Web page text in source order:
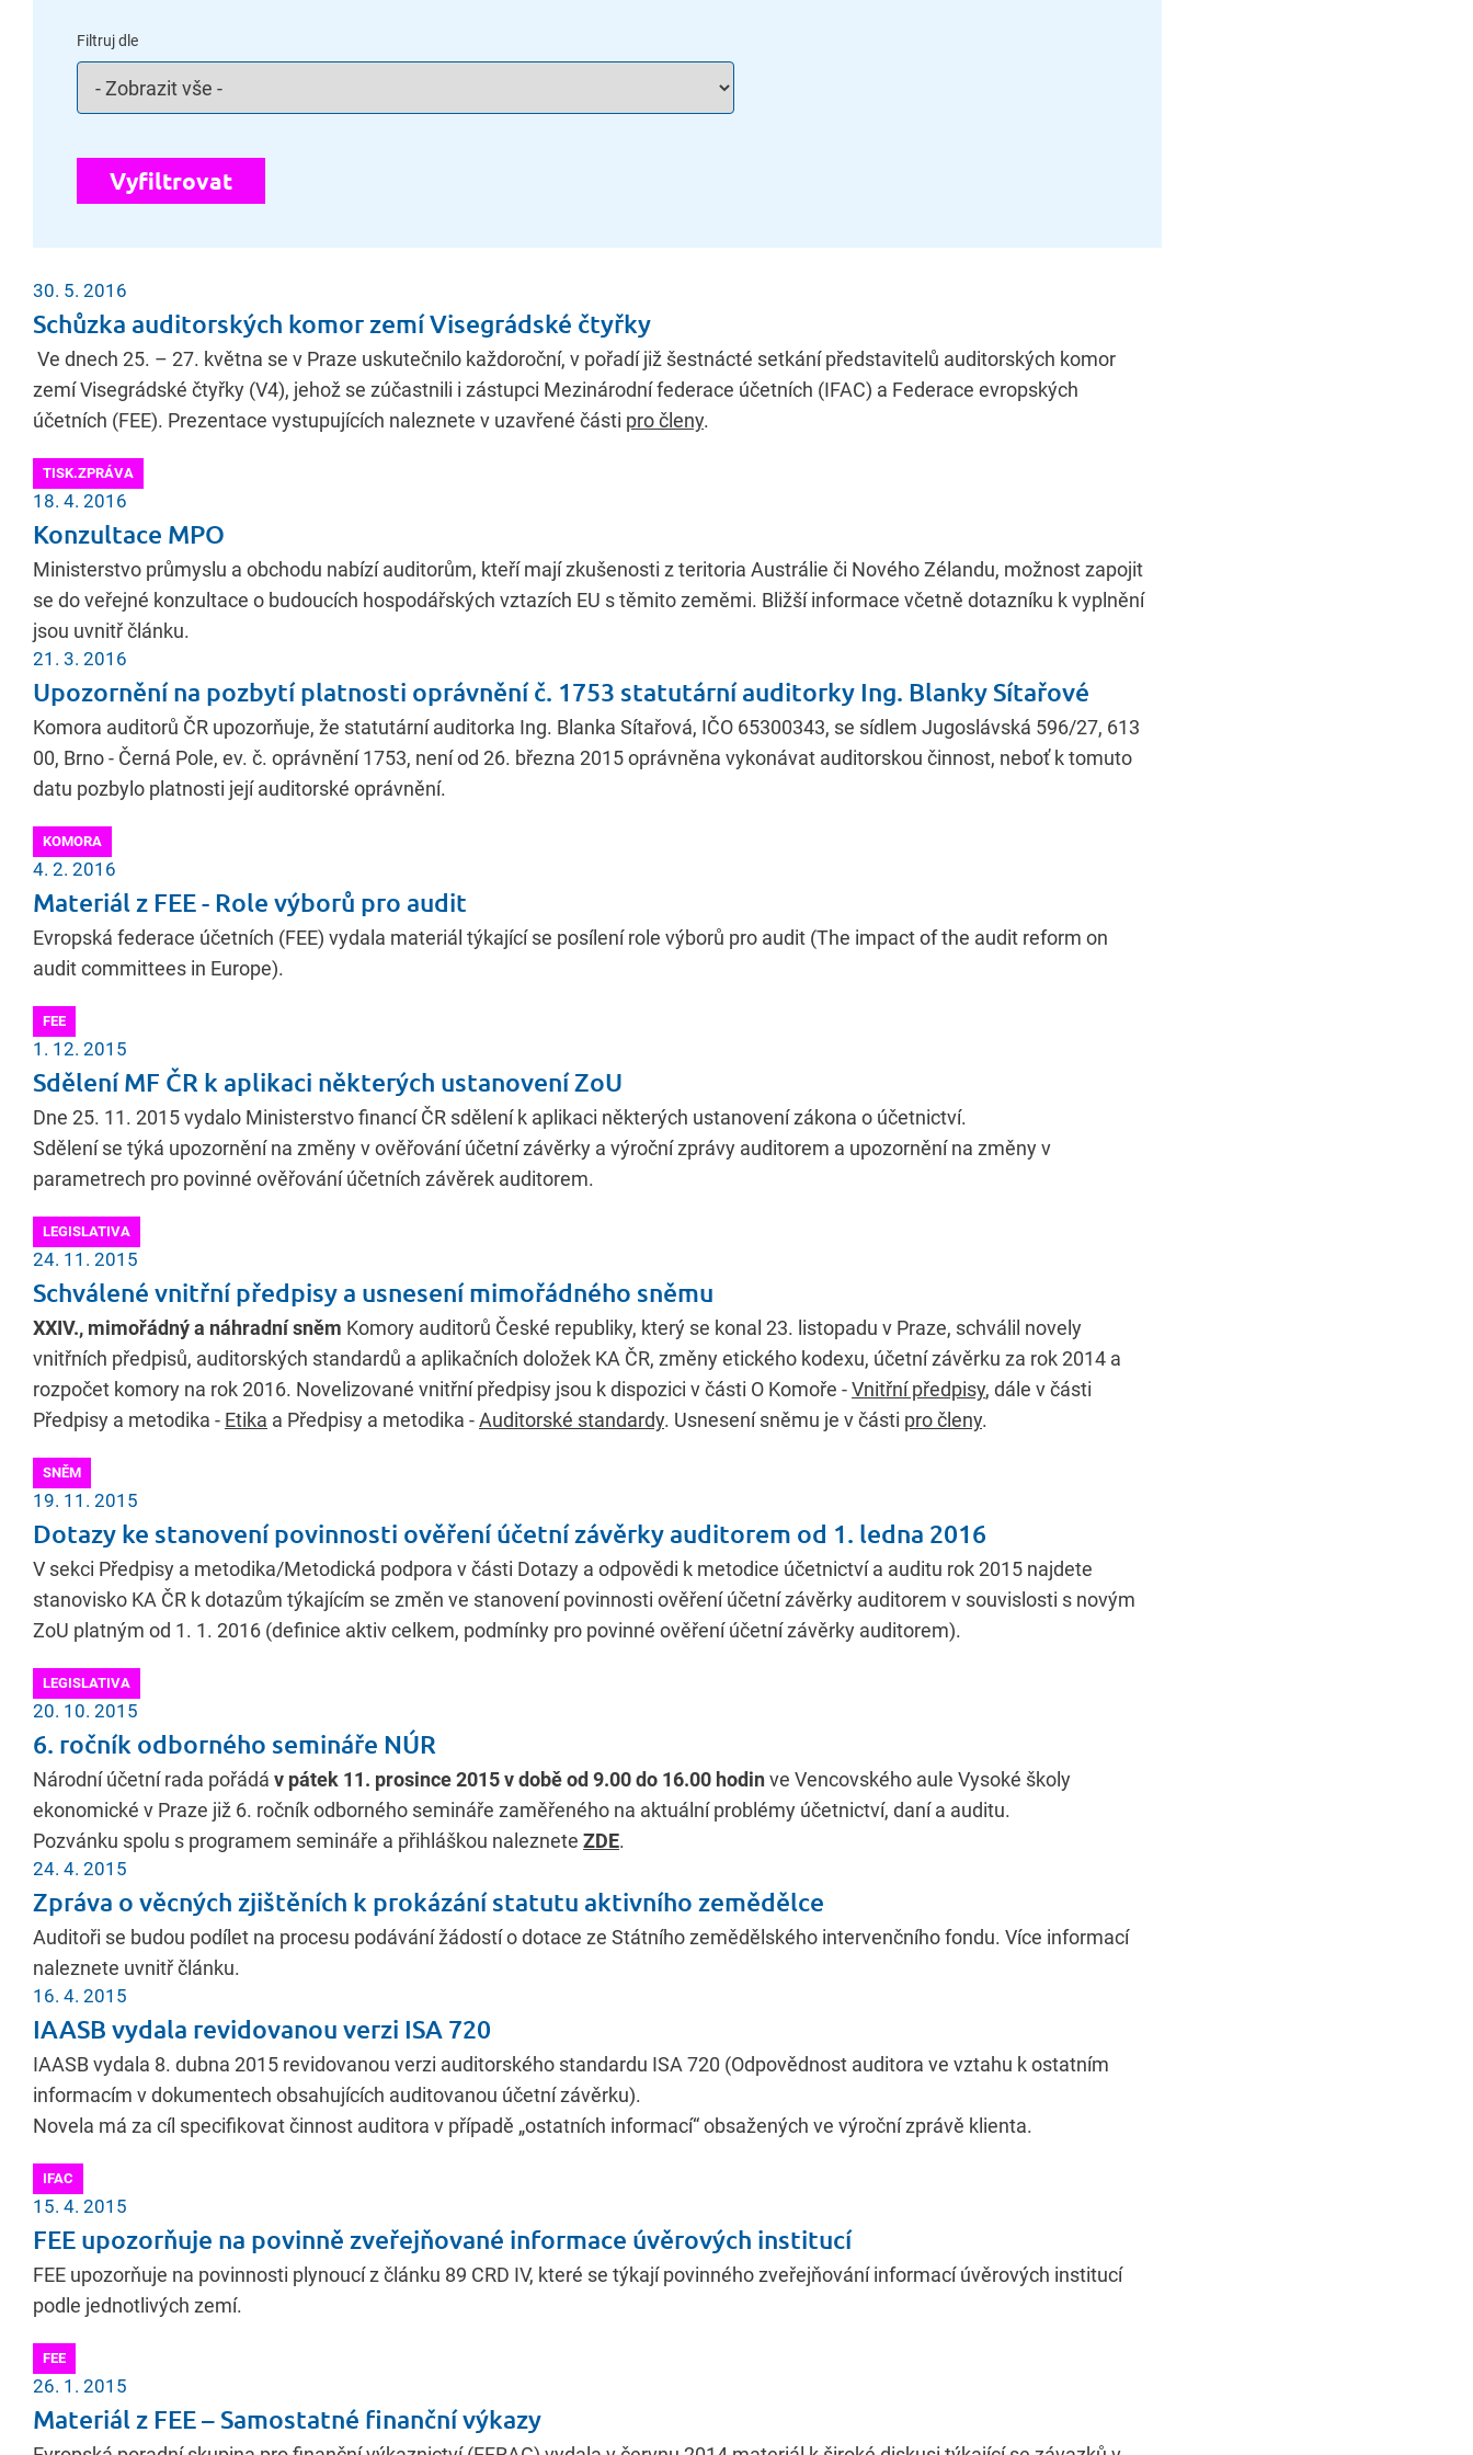
Filtruj dle
Vyfiltrovat
30. 5. 2016
Schůzka auditorských komor zemí Visegrádské čtyřky
Ve dnech 25. – 27. května se v Praze uskutečnilo každoroční, v pořadí již šestnácté setkání představitelů auditorských komor
zemí Visegrádské čtyřky (V4), jehož se zúčastnili i zástupci Mezinárodní federace účetních (IFAC) a Federace evropských
účetních (FEE). Prezentace vystupujících naleznete v uzavřené části pro členy.
TISK.ZPRÁVA
18. 4. 2016
Konzultace MPO
Ministerstvo průmyslu a obchodu nabízí auditorům, kteří mají zkušenosti z teritoria Austrálie či Nového Zélandu, možnost zapojit
se do veřejné konzultace o budoucích hospodářských vztazích EU s těmito zeměmi. Bližší informace včetně dotazníku k vyplnění
jsou uvnitř článku.
21. 3. 2016
Upozornění na pozbytí platnosti oprávnění č. 1753 statutární auditorky Ing. Blanky Sítařové
Komora auditorů ČR upozorňuje, že statutární auditorka Ing. Blanka Sítařová, IČO 65300343, se sídlem Jugoslávská 596/27, 613
00, Brno - Černá Pole, ev. č. oprávnění 1753, není od 26. března 2015 oprávněna vykonávat auditorskou činnost, neboť k tomuto
datu pozbylo platnosti její auditorské oprávnění.
KOMORA
4. 2. 2016
Materiál z FEE - Role výborů pro audit
Evropská federace účetních (FEE) vydala materiál týkající se posílení role výborů pro audit (The impact of the audit reform on
audit committees in Europe).
FEE
1. 12. 2015
Sdělení MF ČR k aplikaci některých ustanovení ZoU
Dne 25. 11. 2015 vydalo Ministerstvo financí ČR sdělení k aplikaci některých ustanovení zákona o účetnictví.
Sdělení se týká upozornění na změny v ověřování účetní závěrky a výroční zprávy auditorem a upozornění na změny v
parametrech pro povinné ověřování účetních závěrek auditorem.
LEGISLATIVA
24. 11. 2015
Schválené vnitřní předpisy a usnesení mimořádného sněmu
XXIV., mimořádný a náhradní sněm Komory auditorů České republiky, který se konal 23. listopadu v Praze, schválil novely
vnitřních předpisů, auditorských standardů a aplikačních doložek KA ČR, změny etického kodexu, účetní závěrku za rok 2014 a
rozpočet komory na rok 2016. Novelizované vnitřní předpisy jsou k dispozici v části O Komoře -Vnitřní předpisy, dále v části
Předpisy a metodika - Etika a Předpisy a metodika -Auditorské standardy. Usnesení sněmu je v části pro členy.
SNĚM
19. 11. 2015
Dotazy ke stanovení povinnosti ověření účetní závěrky auditorem od 1. ledna 2016
V sekci Předpisy a metodika/Metodická podpora v části Dotazy a odpovědi k metodice účetnictví a auditu rok 2015 najdete
stanovisko KA ČR k dotazům týkajícím se změn ve stanovení povinnosti ověření účetní závěrky auditorem v souvislosti s novým
ZoU platným od 1. 1. 2016 (definice aktiv celkem, podmínky pro povinné ověření účetní závěrky auditorem).
LEGISLATIVA
20. 10. 2015
6. ročník odborného semináře NÚR
Národní účetní rada pořádá v pátek 11. prosince 2015 v době od 9.00 do 16.00 hodinve Vencovského aule Vysoké školy
ekonomické v Praze již 6. ročník odborného semináře zaměřeného na aktuální problémy účetnictví, daní a auditu.
Pozvánku spolu s programem semináře a přihláškou naleznete ZDE.
24. 4. 2015
Zpráva o věcných zjištěních k prokázání statutu aktivního zemědělce
Auditoři se budou podílet na procesu podávání žádostí o dotace ze Státního zemědělského intervenčního fondu. Více informací
naleznete uvnitř článku.
16. 4. 2015
IAASB vydala revidovanou verzi ISA 720
IAASB vydala 8. dubna 2015 revidovanou verzi auditorského standardu ISA 720 (Odpovědnost auditora ve vztahu k ostatním
informacím v dokumentech obsahujících auditovanou účetní závěrku).
Novela má za cíl specifikovat činnost auditora v případě „ostatních informací“ obsažených ve výroční zprávě klienta.
IFAC
15. 4. 2015
FEE upozorňuje na povinně zveřejňované informace úvěrových institucí
FEE upozorňuje na povinnosti plynoucí z článku 89 CRD IV, které se týkají povinného zveřejňování informací úvěrových institucí
podle jednotlivých zemí.
FEE
26. 1. 2015
Materiál z FEE – Samostatné finanční výkazy